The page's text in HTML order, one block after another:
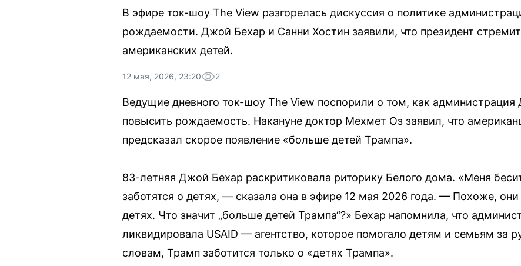
В эфире ток-шоу The View разгорелась дискуссия о политике
рождаемости. Джой Бехар и Санни Хостин заявили, что президент
американских детей.
12 мая, 2026, 23:20 2
Ведущие дневного ток-шоу The View поспорили о том, как администрация
повысить рождаемость. Накануне доктор Мехмет Оз заявил, что
предсказал скорое появление «больше детей Трампа».
83-летняя Джой Бехар раскритиковала риторику Белого дома. «Меня
заботятся о детях, — сказала она в эфире 12 мая 2026 года. — Похоже, они
детях. Что значит „больше детей Трампа“?» Бехар напомнила, что
ликвидировала USAID — агентство, которое помогало детям и семьям за
словам, Трамп заботится только о «детях Трампа».